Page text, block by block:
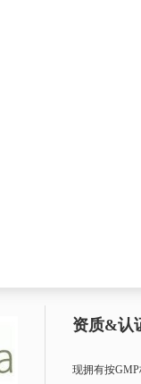
资质&认
现拥有按